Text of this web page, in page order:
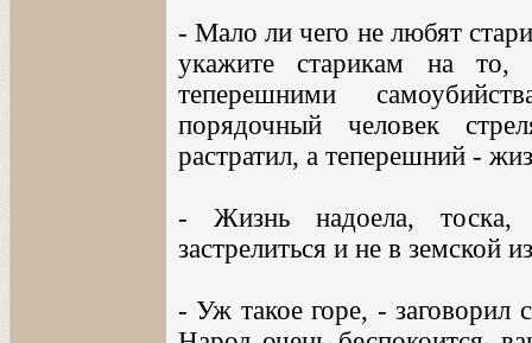
- Мало ли чего не любят
укажите старикам на
теперешними
порядочный человек
растратил, а теперешний -
- Жизнь надоела,
застрелиться и не в земской
- Уж такое горе, - заговорил